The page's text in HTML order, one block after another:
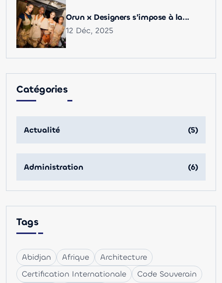
Orun x Designers s’impose à la...
12 Déc, 2025
Catégories
Actualité (5)
Administration (6)
Tags
Abidjan Afrique
Architecture
Certification Internationale
Code Souverain